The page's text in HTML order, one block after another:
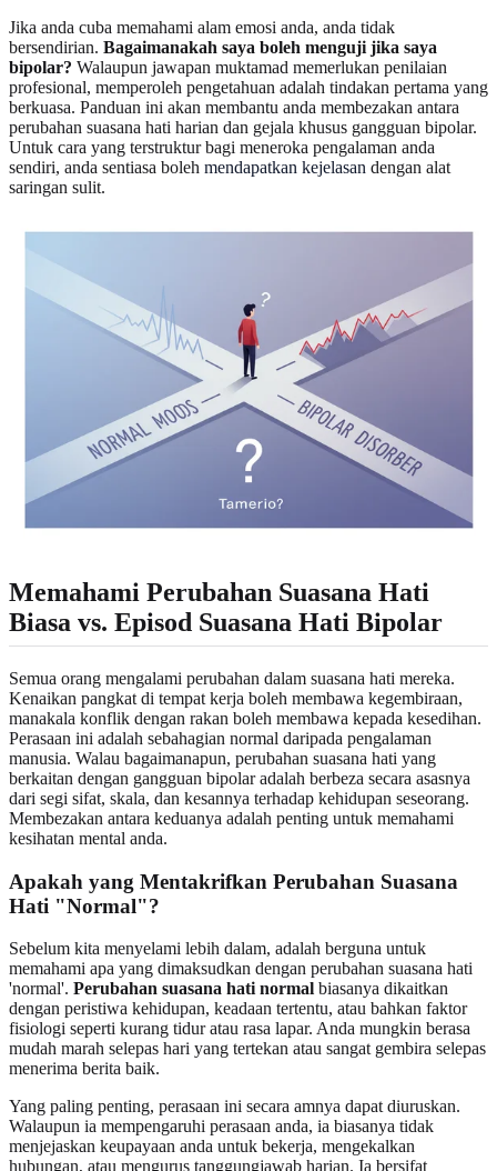
Jika anda cuba memahami alam emosi anda, anda tidak
bersendirian. Bagaimanakah saya boleh menguji jika saya
bipolar? Walaupun jawapan muktamad memerlukan penilaian
profesional, memperoleh pengetahuan adalah tindakan pertama yang
berkuasa. Panduan ini akan membantu anda membezakan antara
perubahan suasana hati harian dan gejala khusus gangguan bipolar.
Untuk cara yang terstruktur bagi meneroka pengalaman anda
sendiri, anda sentiasa boleh mendapatkan kejelasan dengan alat
saringan sulit.
Memahami Perubahan Suasana Hati
Biasa vs. Episod Suasana Hati Bipolar
Semua orang mengalami perubahan dalam suasana hati mereka.
Kenaikan pangkat di tempat kerja boleh membawa kegembiraan,
manakala konflik dengan rakan boleh membawa kepada kesedihan.
Perasaan ini adalah sebahagian normal daripada pengalaman
manusia. Walau bagaimanapun, perubahan suasana hati yang
berkaitan dengan gangguan bipolar adalah berbeza secara asasnya
dari segi sifat, skala, dan kesannya terhadap kehidupan seseorang.
Membezakan antara keduanya adalah penting untuk memahami
kesihatan mental anda.
Apakah yang Mentakrifkan Perubahan Suasana
Hati "Normal"?
Sebelum kita menyelami lebih dalam, adalah berguna untuk
memahami apa yang dimaksudkan dengan perubahan suasana hati
'normal'. Perubahan suasana hati normal biasanya dikaitkan
dengan peristiwa kehidupan, keadaan tertentu, atau bahkan faktor
fisiologi seperti kurang tidur atau rasa lapar. Anda mungkin berasa
mudah marah selepas hari yang tertekan atau sangat gembira selepas
menerima berita baik.
Yang paling penting, perasaan ini secara amnya dapat diuruskan.
Walaupun ia mempengaruhi perasaan anda, ia biasanya tidak
menjejaskan keupayaan anda untuk bekerja, mengekalkan
hubungan, atau mengurus tanggungjawab harian. Ia bersifat